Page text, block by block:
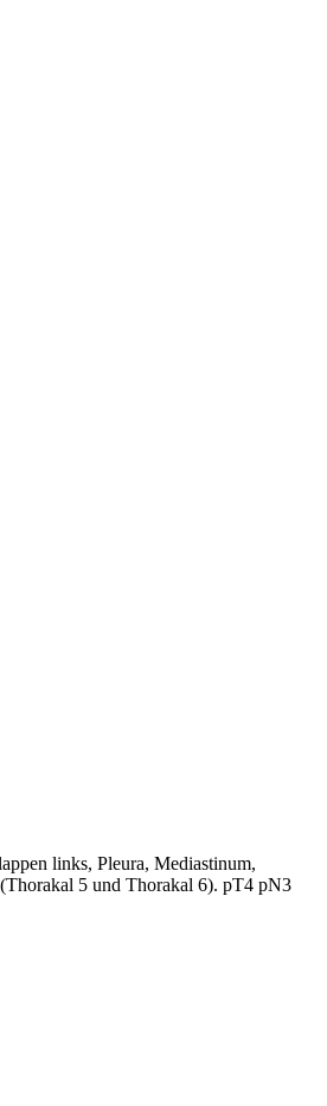
links, Pleura, Mediastinum,
5 und Thorakal 6). pT4 pN3